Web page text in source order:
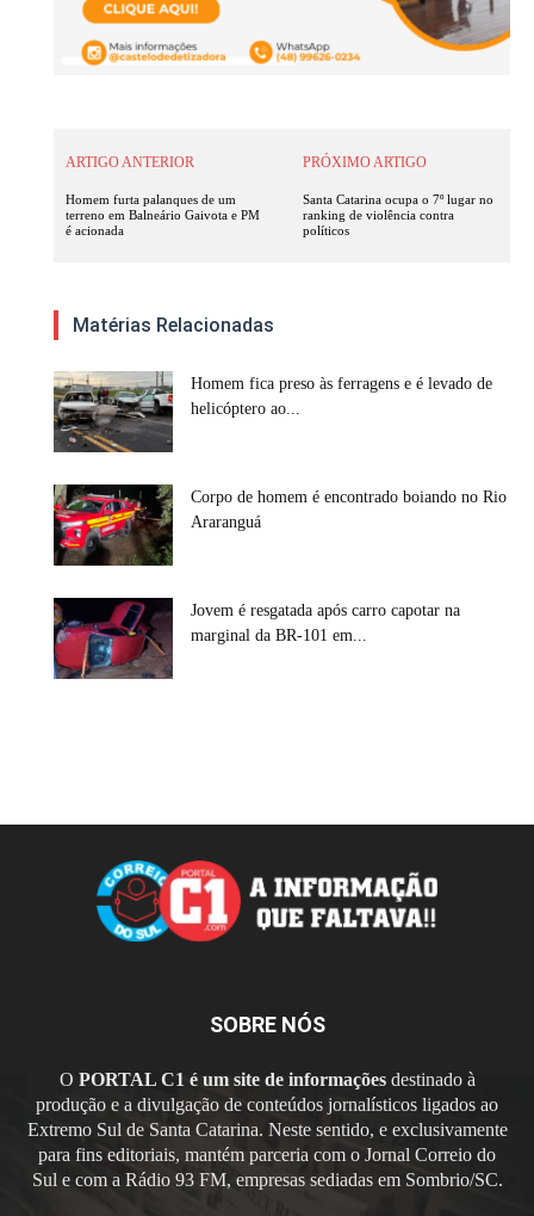
ARTIGO ANTERIOR
Homem furta palanques de um
terreno em Balneário Gaivota e PM
é acionada
PRÓXIMO ARTIGO
Santa Catarina ocupa o 7º lugar no
ranking de violência contra
políticos
Matérias Relacionadas
Homem fica preso às ferragens e é levado de
helicóptero ao...
Corpo de homem é encontrado boiando no Rio
Araranguá
Jovem é resgatada após carro capotar na
marginal da BR-101 em...
SOBRE NÓS
O PORTAL C1 é um site de informaçõesdestinado à
produção e a divulgação de conteúdos jornalísticos ligados ao
Extremo Sul de Santa Catarina. Neste sentido, e exclusivamente
para fins editoriais, mantém parceria com o Jornal Correio do
Sul e com a Rádio 93 FM, empresas sediadas em Sombrio/SC.